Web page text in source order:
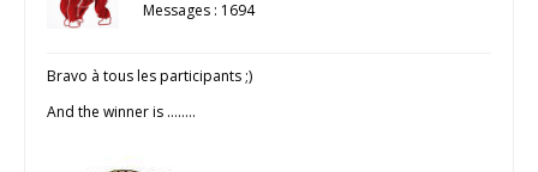
Messages : 1694
Bravo à tous les participants ;)
And the winner is ……..